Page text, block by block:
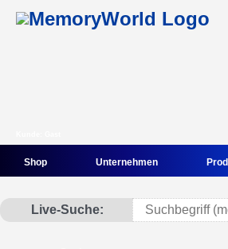
Shop Unternehmen
Live-Suche: